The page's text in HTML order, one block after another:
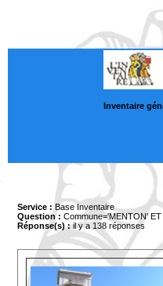
Inventaire
Service : Base Inventaire
Question : Commune='MENTON' ET
Réponse(s) :il y a 138 réponses